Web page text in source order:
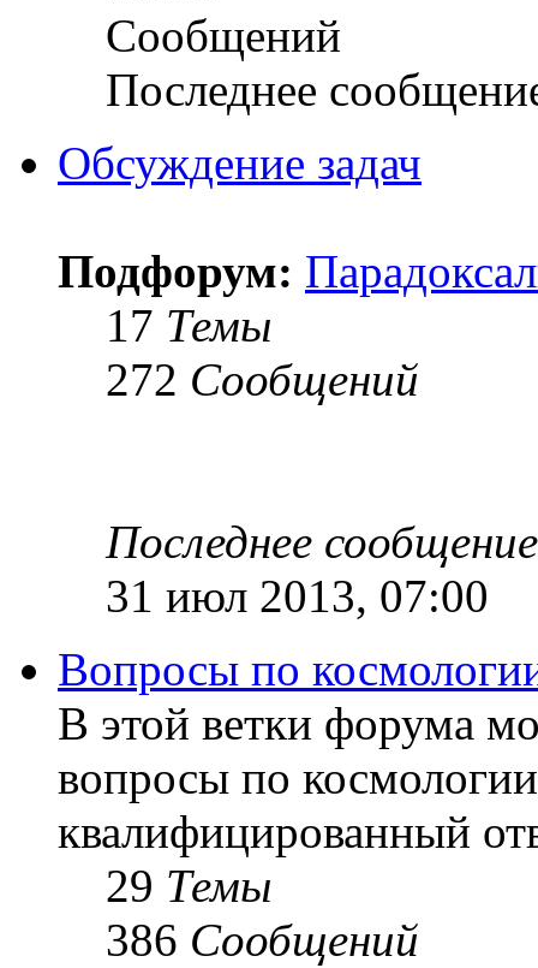
Сообщений
Последнее
Обсуждение задач
Подфорум:
17 Темы
272 Сообщений
Последнее сообщение
31 июл 2013, 07:00
Вопросы по
В этой ветки форума
вопросы по
квалифицированный
29 Темы
386 Сообщений